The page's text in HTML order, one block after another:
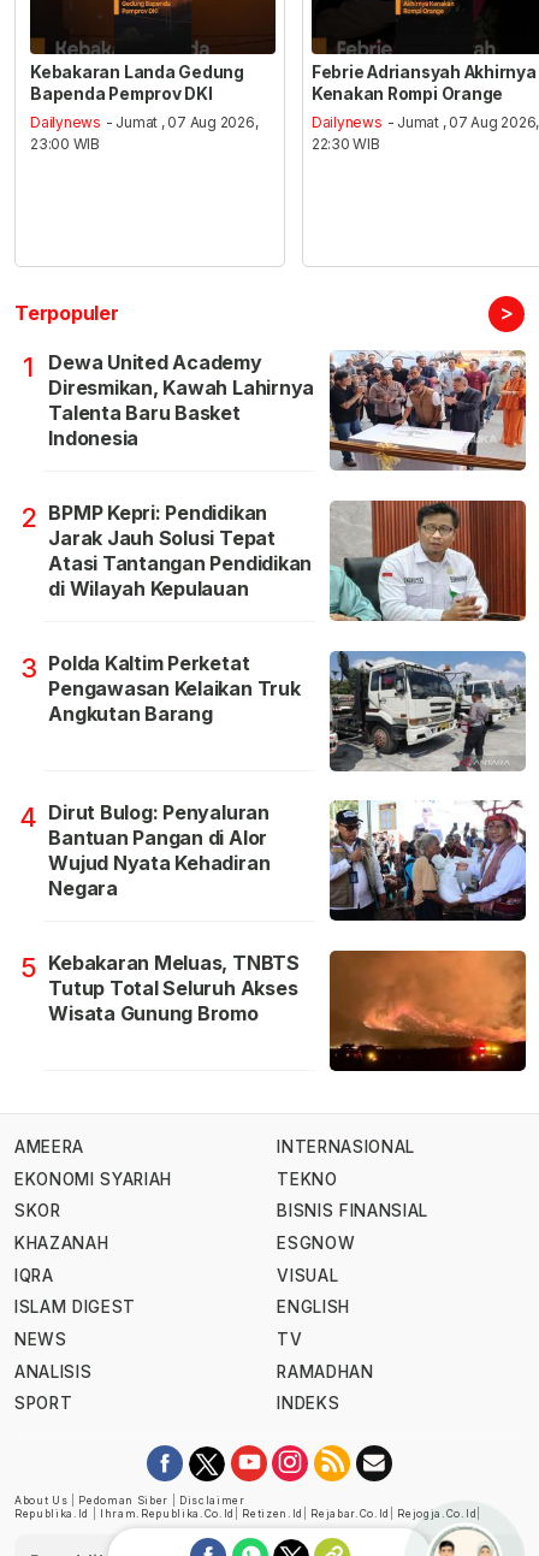
Kebakaran Landa Gedung
Bapenda Pemprov DKI
Dailynews - Jumat , 07 Aug 2026,
23:00 WIB
Febrie Adriansyah Akhirnya
Kenakan Rompi Orange
Dailynews - Jumat , 07 Aug 2026,
22:30 WIB
Terpopuler >
1
Dewa United Academy
Diresmikan, Kawah Lahirnya
Talenta Baru Basket
Indonesia
2 BPMP Kepri: Pendidikan
Jarak Jauh Solusi Tepat
Atasi Tantangan Pendidikan
di Wilayah Kepulauan
3 Polda Kaltim Perketat
Pengawasan Kelaikan Truk
Angkutan Barang
4 Dirut Bulog: Penyaluran
Bantuan Pangan di Alor
Wujud Nyata Kehadiran
Negara
5 Kebakaran Meluas, TNBTS
Tutup Total Seluruh Akses
Wisata Gunung Bromo
AMEERA
EKONOMI SYARIAH
SKOR
KHAZANAH
IQRA
ISLAM DIGEST
NEWS
ANALISIS
SPORT
INTERNASIONAL
TEKNO
BISNIS FINANSIAL
ESGNOW
VISUAL
ENGLISH
TV
RAMADHAN
INDEKS
About Us Pedoman Siber
Disclaimer
Republika.id
Ihram.republika.co.id Retizen.id Rejabar.co.id Rejogja.co.id